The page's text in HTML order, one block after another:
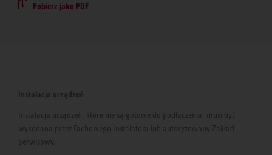
Pobierz jako PDF
Instalacja urządzeń
Instalacja urządzeń, które nie są gotowe do podłączenia, musi być
wykonana przez Fachowego Instalatora lub autoryzowany Zakład
Serwisowy.